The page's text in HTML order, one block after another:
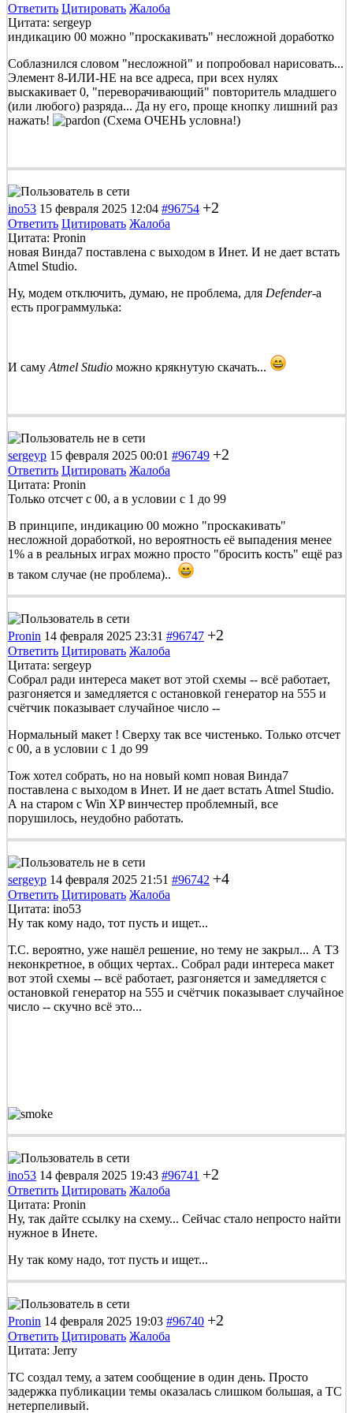
Ответить Цитировать Жалоба
Цитата: sergeyp
индикацию 00 можно "проскакивать" несложной доработко
Соблазнился словом "несложной" и попробовал нарисовать...
Элемент 8-ИЛИ-НЕ на все адреса, при всех нулях
выскакивает 0, "переворачивающий" повторитель младшего
(или любого) разряда... Да ну его, проще кнопку лишний раз
нажать!
(Схема ОЧЕНЬ условна!)
ino53 15 февраля 2025 12:04 #96754 +2
Ответить Цитировать Жалоба
Цитата: Pronin
новая Винда7 поставлена с выходом в Инет. И не дает встать
Atmel Studio.
Ну, модем отключить, думаю, не проблема, для Defender-а
есть программулька:
И саму Atmel Studio можно крякнутую скачать...
sergeyp 15 февраля 2025 00:01 #96749 +2
Ответить Цитировать Жалоба
Цитата: Pronin
Только отсчет с 00, а в условии с 1 до 99
В принципе, индикацию 00 можно "проскакивать"
несложной доработкой, но вероятность её выпадения менее
1% а в реальных играх можно просто "бросить кость" ещё раз
в таком случае (не проблема)..
Pronin 14 февраля 2025 23:31 #96747 +2
Ответить Цитировать Жалоба
Цитата: sergeyp
Собрал ради интереса макет вот этой схемы -- всё работает,
разгоняется и замедляется с остановкой генератор на 555 и
счётчик показывает случайное число --
Нормальный макет ! Сверху так все чистенько. Только отсчет
с 00, а в условии с 1 до 99
Тож хотел собрать, но на новый комп новая Винда7
поставлена с выходом в Инет. И не дает встать Atmel Studio.
А на старом с Win XP винчестер проблемный, все
порушилось, неудобно работать.
sergeyp 14 февраля 2025 21:51 #96742 +4
Ответить Цитировать Жалоба
Цитата: ino53
Ну так кому надо, тот пусть и ищет...
Т.С. вероятно, уже нашёл решение, но тему не закрыл... А ТЗ
неконкретное, в общих чертах.. Собрал ради интереса макет
вот этой схемы -- всё работает, разгоняется и замедляется с
остановкой генератор на 555 и счётчик показывает случайное
число -- скучно всё это...
ino53 14 февраля 2025 19:43 #96741 +2
Ответить Цитировать Жалоба
Цитата: Pronin
Ну, так дайте ссылку на схему... Сейчас стало непросто найти
нужное в Инете.
Ну так кому надо, тот пусть и ищет...
Pronin 14 февраля 2025 19:03 #96740 +2
Ответить Цитировать Жалоба
Цитата: Jerry
ТС создал тему, а затем сообщение в один день. Просто
задержка публикации темы оказалась слишком большая, а ТС
нетерпеливый.